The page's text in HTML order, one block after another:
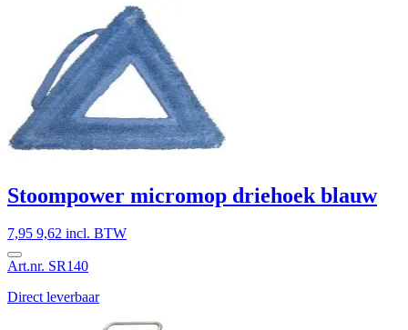
Stoompower micromop driehoek blauw
7,95 9,62 incl. BTW
Art.nr. SR140
Direct leverbaar